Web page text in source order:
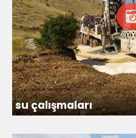
su çalışmaları